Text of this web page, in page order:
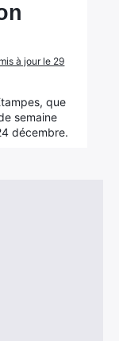
à jour le 29
que
semaine
décembre.